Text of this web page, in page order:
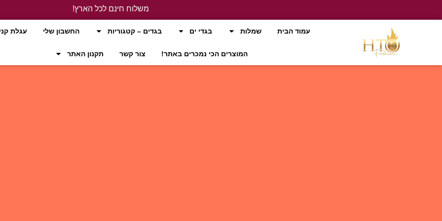
משלוח חינם לכל הארץ!
עמוד הבית
שמלות בגדי ים בגדים – קטגוריות החשבון שלי עגלת
המוצרים הכי נמכרים באתר! צור קשר תקנון האתר